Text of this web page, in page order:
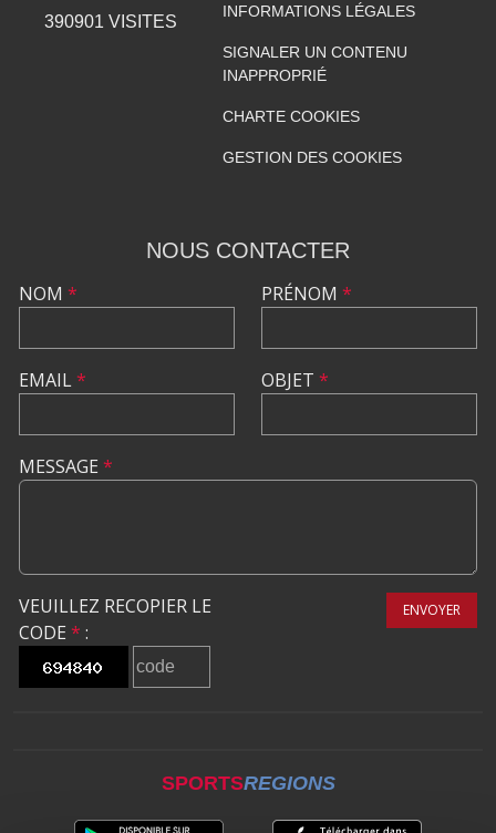
390901 VISITES
INFORMATIONS LÉGALES
SIGNALER UN CONTENU
INAPPROPRIÉ
CHARTE COOKIES
GESTION DES COOKIES
NOUS CONTACTER
NOM *
EMAIL*
PRÉNOM *
OBJET *
MESSAGE *
VEUILLEZ RECOPIER LE
CODE * :
ENVOYER
SPORTSREGIONS